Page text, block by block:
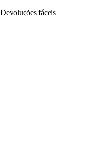
Devoluções fáceis